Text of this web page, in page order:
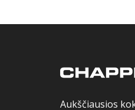
Aukščiausios